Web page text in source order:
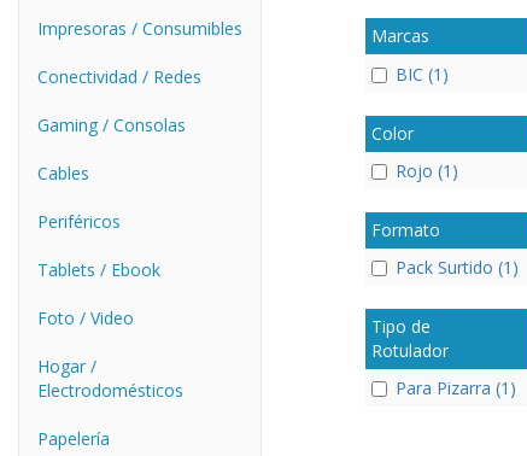
Impresoras / Consumibles
Conectividad / Redes
Gaming / Consolas
Cables
Periféricos
Tablets / Ebook
Foto / Video
Hogar /
Electrodomésticos
Papelería
Marcas
BIC (1)
Color
Rojo (1)
Formato
Pack Surtido (1)
Tipo de
Rotulador
Para Pizarra (1)